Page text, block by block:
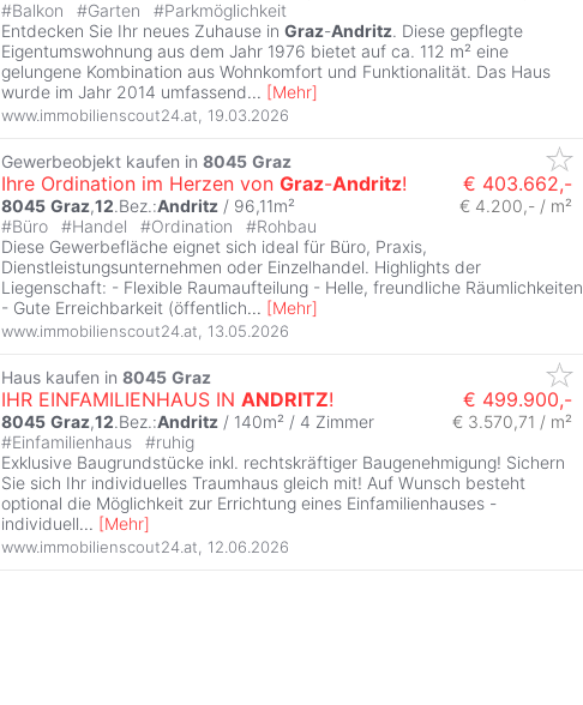
#Balkon #Garten #Parkmöglichkeit
Entdecken Sie Ihr neues Zuhause in Graz-Andritz. Diese gepflegte
Eigentumswohnung aus dem Jahr 1976 bietet auf ca. 112 m² eine
gelungene Kombination aus Wohnkomfort und Funktionalität. Das Haus
wurde im Jahr 2014 umfassend... [Mehr]
www.immobilienscout24.at 19.03.2026
Gewerbeobjekt kaufen in 8045 Graz
Ihre Ordination im Herzen von Graz-Andritz! € 403.662,-
8045 Graz,12.Bez.:Andritz / 96,11m²
€ 4.200,- / m²
#Büro #Handel #Ordination #Rohbau
Diese Gewerbefläche eignet sich ideal für Büro, Praxis,
Dienstleistungsunternehmen oder Einzelhandel. Highlights der
Liegenschaft: - Flexible Raumaufteilung - Helle, freundliche Räumlichkeiten
- Gute Erreichbarkeit (öffentlich... [Mehr]
www.immobilienscout24.at 13.05.2026
Haus kaufen in 8045 Graz
IHR EINFAMILIENHAUS IN ANDRITZ! € 499.900,-
8045 Graz,12.Bez.:Andritz / 140m² / 4 Zimmer
€ 3.570,71 / m²
#Einfamilienhaus #ruhig
Exklusive Baugrundstücke inkl. rechtskräftiger Baugenehmigung! Sichern
Sie sich Ihr individuelles Traumhaus gleich mit! Auf Wunsch besteht
optional die Möglichkeit zur Errichtung eines Einfamilienhauses -
individuell... [Mehr]
www.immobilienscout24.at 12.06.2026